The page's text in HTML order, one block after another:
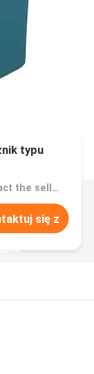
typu
Cena：Contact the seller
się z